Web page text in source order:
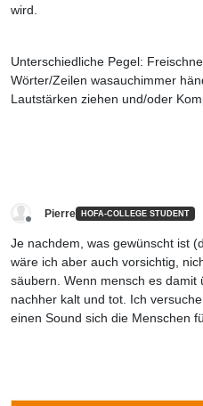
wird.
Unterschiedliche Pegel:
Wörter/Zeilen wasauchimmer
Lautstärken ziehen und/oder
Pierre HOFA-COLLEGE STUDENT
Je nachdem, was gewünscht ist
wäre ich aber auch vorsichtig,
säubern. Wenn mensch es damit
nachher kalt und tot. Ich
einen Sound sich die Menschen